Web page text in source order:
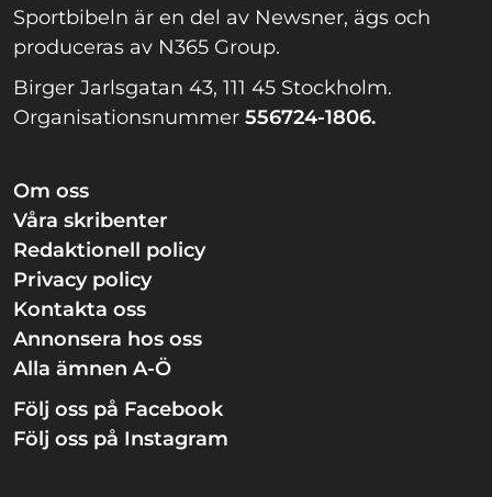
Sportbibeln är en del av Newsner, ägs och
produceras av N365 Group.
Birger Jarlsgatan 43, 111 45 Stockholm.
Organisationsnummer 556724-1806.
Om oss
Våra skribenter
Redaktionell policy
Privacy policy
Kontakta oss
Annonsera hos oss
Alla ämnen A-Ö
Följ oss på Facebook
Följ oss på Instagram